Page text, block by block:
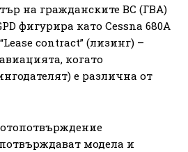
на гражданските ВС (ГВА)
фигурира като Cessna 680A
contract” (лизинг) –
когато
е различна от
модела и